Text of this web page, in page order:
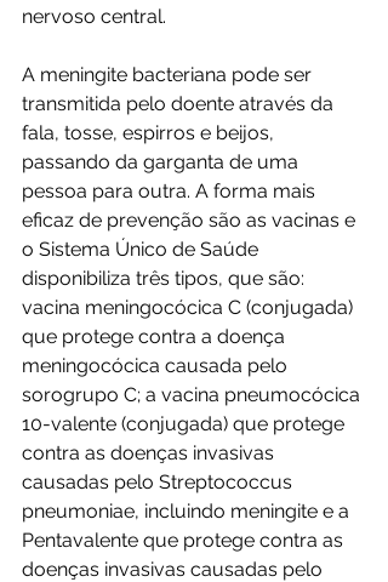
nervoso central.
A meningite bacteriana pode ser
transmitida pelo doente através da
fala, tosse, espirros e beijos,
passando da garganta de uma
pessoa para outra. A forma mais
eficaz de prevenção são as vacinas e
o Sistema Único de Saúde
disponibiliza três tipos, que são:
vacina meningocócica C (conjugada)
que protege contra a doença
meningocócica causada pelo
sorogrupo C; a vacina pneumocócica
10-valente (conjugada) que protege
contra as doenças invasivas
causadas pelo Streptococcus
pneumoniae, incluindo meningite e a
Pentavalente que protege contra as
doenças invasivas causadas pelo